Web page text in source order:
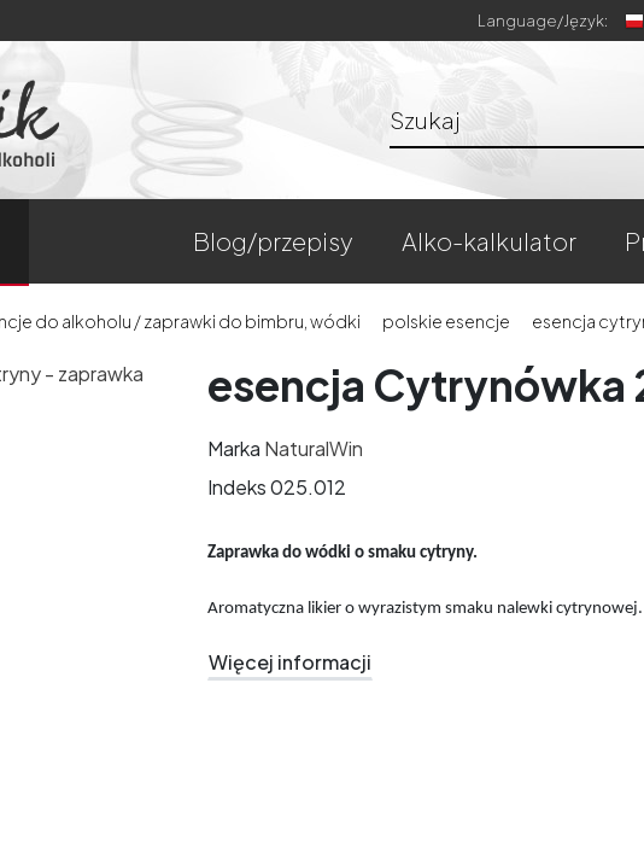
Language/Język:
blog/przepisy alko-kalkulator
do alkoholu / zaprawki do bimbru, wódki polskie esencje esencja
esencja Cytrynówka
Marka NaturalWin
Indeks025.012
Zaprawka do wódki o smaku cytryny.
Aromatyczna likier o wyrazistym smaku nalewki cytrynowej.
Więcej informacji